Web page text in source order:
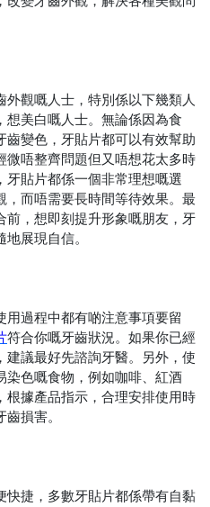
外觀嘅人士，特別係以下幾類人
想美白嘅人士。無論係因為食
齒變色，牙貼片都可以有效幫助
微唔整齊問題但又唔想花太多時
牙貼片都係一個非常理想嘅選
，而唔需要長時間等待效果。最
前，想即刻提升形象嘅朋友，牙
展現自信。
過程中都有啲注意事項要留
符合你嘅牙齒狀況。如果你已經
建議最好先諮詢牙醫。另外，使
染色嘅食物，例如咖啡、紅酒
根據產品指示，合理安排使用時
損害。
快捷 ， 多數牙貼片都係帶有自黏